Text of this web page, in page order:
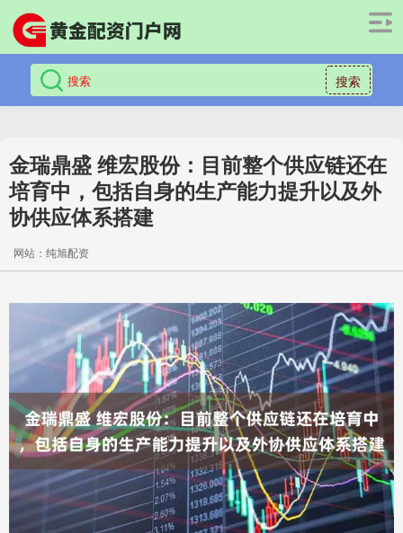
搜索
金瑞鼎盛 维宏股份：目前整个供应链还在
培育中，包括自身的生产能力提升以及外
协供应体系搭建
网站：纯旭配资